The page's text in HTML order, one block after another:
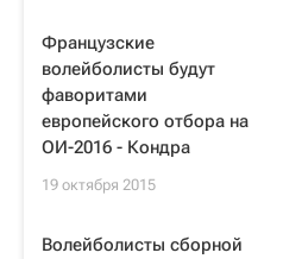
Французские
волейболисты будут
фаворитами
европейского отбора на
ОИ-2016 - Кондра
19 октября 2015
Волейболисты сборной